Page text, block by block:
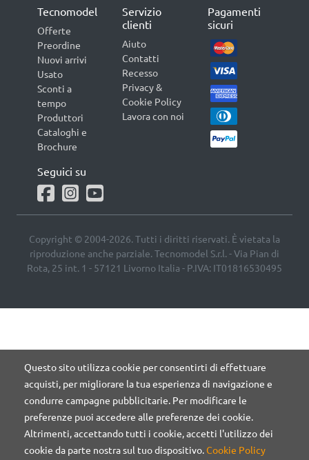
Tecnomodel
Offerte
Preordine
Nuovi arrivi
Usato
Sconti a
tempo
Produttori
Cataloghi e
Brochure
Servizio
clienti
Aiuto
Contatti
Recesso
Privacy &
Cookie Policy
Lavora con noi
Pagamenti
sicuri
Seguici su
Copyright © 2004-2026. Tutti i diritti riservati. È vietata la
riproduzione anche parziale. Tecnomodel S.r.l. - Via Pian di
Rota, 25 int. 1 - 57121 Livorno Italia - P.IVA: IT01816530495
Questo sito utilizza cookie per consentirti di effettuare
acquisti, per migliorare la tua esperienza di navigazione e
condurre campagne pubblicitarie. Per modificare le
preferenze puoi accedere alle preferenze dei cookie.
Altrimenti, accettando tutti i cookie, accetti l'utilizzo dei
cookie da parte nostra sul tuo dispositivo.Cookie Policy